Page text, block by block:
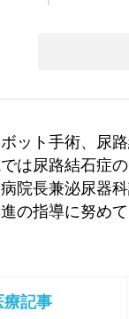
ット手術、尿
は尿路結石症
院長兼泌尿器
の指導に努めて
療記事